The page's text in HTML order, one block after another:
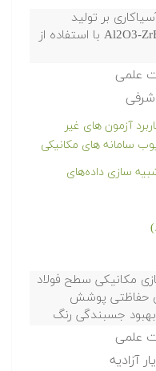
بر تولید
کامپوزیت در جای Al2O3-ZrB2 با استفاده از
علمی
شرفی
آزمون های غیر
سامانه های مکانیکی
سازی داده‌های
مکانیکی سطح فولاد
حفاظتی پوشش
علمی
آزادیه